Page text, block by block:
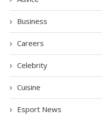
Business
Careers
Celebrity
Cuisine
Esport News